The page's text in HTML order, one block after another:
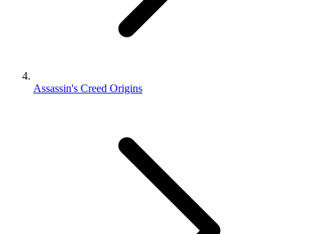
Assassin's Creed Origins